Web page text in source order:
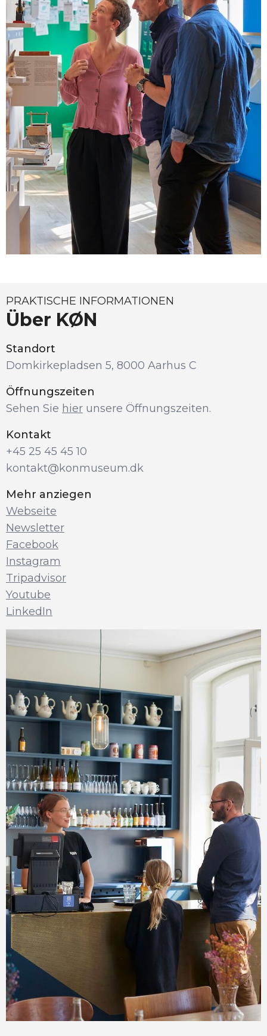
PRAKTISCHE INFORMATIONEN
Über KØN
Standort
Domkirkepladsen 5, 8000 Aarhus C
Öffnungszeiten
Sehen Sie hier unsere Öffnungszeiten.
Kontakt
+45 25 45 45 10
kontakt@konmuseum.dk
Mehr anziegen
Webseite
Newsletter
Facebook
Instagram
Tripadvisor
Youtube
LinkedIn